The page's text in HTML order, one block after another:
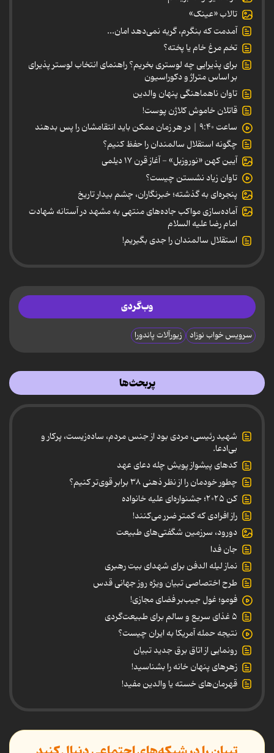
تالاب «عینک»
آمدمت که بنگرم، گریه نمی‌دهد امان...
تخم مرغ خام یا پخته؟
برای پذیرایی چه لوستری بخریم؟ راهنمای انتخاب لوستر پذیرای
بر اساس متراژ و دکوراسیون
تاوان ناهماهنگی پنهان والدین
قاتلان خاموش کلاژن پوست!
ساعت ۹:۴۰ | در هر زمان ممکن باید انتقامشان را پس بدهند
چگونه استقلال سالمندان را حفظ کنیم؟
آیین کهن «نوروزبل» - آغاز قرن ۱۷ دیلمی
تاوان زیاد نشستن چیست؟
پنجره‌ای به گذشته؛ خبرنگاران، چشم بیدار تاریخ
آماده‌سازی مواکب جاده‌های منتهی به مشهد در آستانه شهادت
امام رضا علیه السلام
استقلال سالمندان را جدی بگیریم!
وب‌گردی
سرویس خواب نوزاد زیورآلات پاندورا
پربحث‌ها
شهید رئیسی، مردی بود از جنس مردم، ساده‌زیست، پرکار و
بی‌ادعا.
کدهای پیشواز پویش چله دعای عهد
چطور خودمان را از نظر ذهنی ۳۸ برابر قوی‌تر کنیم؟
کن ۲۰۲۵؛ جشنواره‌ای علیه خانواده
راز افرادی که کمتر ضرر می‌کنند!
دورود، سرزمین شگفتی‌های طبیعت
جان فدا
نماز لیله الدفن برای شهدای بیت رهبری
طرح اختصاصی تبیان ویژه روز جهانی قدس
فومو؛ غول جیب‌بر فضای مجازی!
۵ غذای سریع و سالم برای طبیعت‌گردی
نتیجه حمله آمریکا به ایران چیست؟
رونمایی از اتاق برق جدید تبیان
زهرهای پنهان خانه را بشناسید!
قهرمان‌های خسته یا والدین مفید!